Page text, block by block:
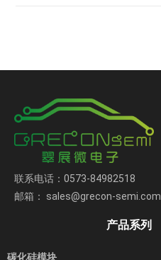
联系电话：0573-84982518
邮箱： sales@grecon-semi.com
产品系列
碳化硅模块